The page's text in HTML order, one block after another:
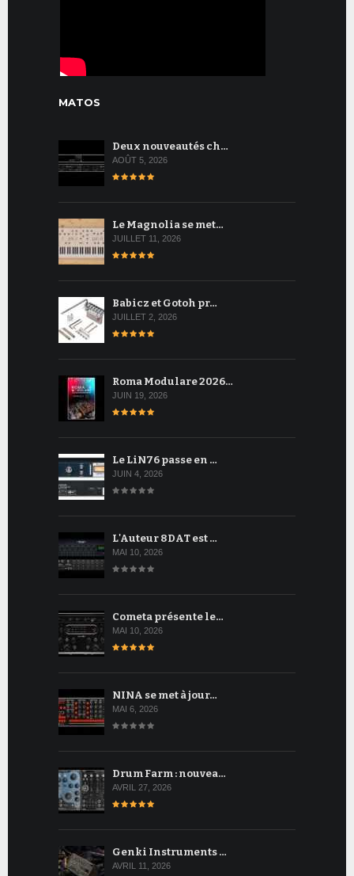
MATOS
Deux nouveautés ch…
AOÛT 5, 2026
Le Magnolia se met…
JUILLET 11, 2026
Babicz et Gotoh pr…
JUILLET 2, 2026
Roma Modulare 2026…
JUIN 19, 2026
Le LiN76 passe en …
JUIN 4, 2026
L'Auteur 8DAT est …
MAI 10, 2026
Cometa présente le…
MAI 10, 2026
NINA se met à jour…
MAI 6, 2026
Drum Farm : nouvea…
AVRIL 27, 2026
Genki Instruments …
AVRIL 11, 2026